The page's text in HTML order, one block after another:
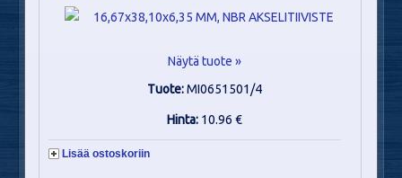
Näytä tuote »
Tuote:MI0651501/4
Hinta: 10.96 €
Lisää ostoskoriin